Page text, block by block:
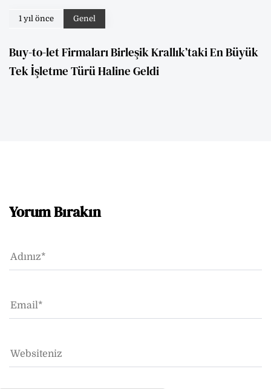
1 yıl önce Genel
Buy-to-let Firmaları Birleşik Krallık’taki En Büyük
Tek İşletme Türü Haline Geldi
Yorum Bırakın